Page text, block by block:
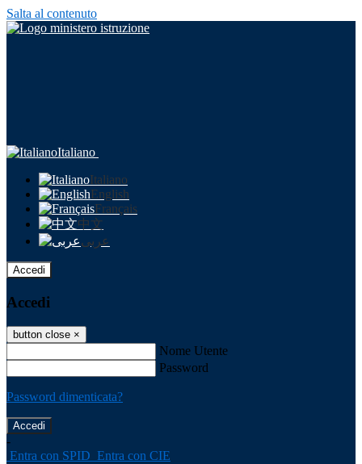
Salta al contenuto
Italiano
Italiano
English
Français
中文
عربى
Accedi
Accedi
button close ×
Nome Utente
Password
Password dimenticata?
-
Entra con SPID Entra con CIE